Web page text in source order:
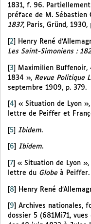
1831, f. 96.
préface de M. Sébastien
1837, Paris, Gründ, 1930,
2
Henry René
Les Saint-Simoniens :
[3] Maximilien Buffenoir,
1834 », Revue Politique
septembre 1909, p. 379.
4 « Situation de Lyon »,
lettre de Peiffer et
[5] Ibidem.
6 Ibidem.
7 « Situation de Lyon »,
lettre du Globeà Peiffer.
[8] Henry René
9
Archives nationales,
dossier 5 (681Mi71,